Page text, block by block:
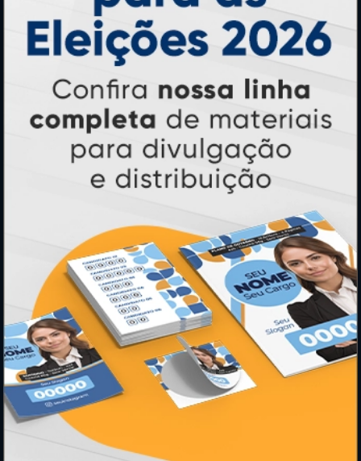
PRODUTOS
Adesivos
Pastas
Ímãs
Cartão de Visita
Calendários 2027
PAGUE COM